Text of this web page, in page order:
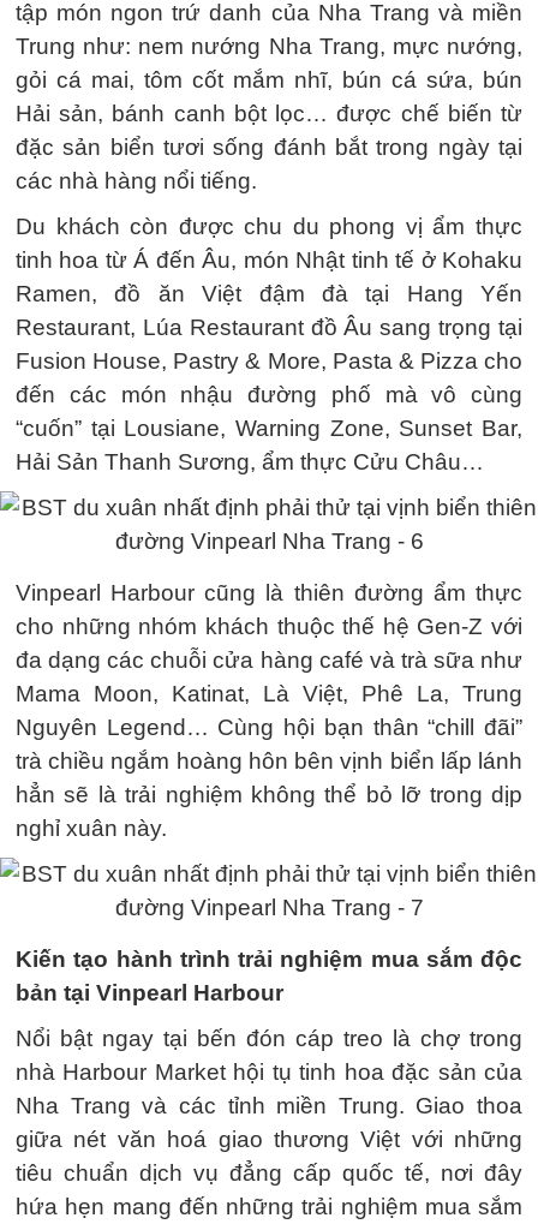
tập món ngon trứ danh của Nha Trang và miền
Trung như: nem nướng Nha Trang, mực nướng,
gỏi cá mai, tôm cốt mắm nhĩ, bún cá sứa, bún
Hải sản, bánh canh bột lọc… được chế biến từ
đặc sản biển tươi sống đánh bắt trong ngày tại
các nhà hàng nổi tiếng.
Du khách còn được chu du phong vị ẩm thực
tinh hoa từ Á đến Âu, món Nhật tinh tế ở Kohaku
Ramen, đồ ăn Việt đậm đà tại Hang Yến
Restaurant, Lúa Restaurant đồ Âu sang trọng tại
Fusion House, Pastry & More, Pasta & Pizza cho
đến các món nhậu đường phố mà vô cùng
“cuốn” tại Lousiane, Warning Zone, Sunset Bar,
Hải Sản Thanh Sương, ẩm thực Cửu Châu…
Vinpearl Harbour cũng là thiên đường ẩm thực
cho những nhóm khách thuộc thế hệ Gen-Z với
đa dạng các chuỗi cửa hàng café và trà sữa như
Mama Moon, Katinat, Là Việt, Phê La, Trung
Nguyên Legend… Cùng hội bạn thân “chill đãi”
trà chiều ngắm hoàng hôn bên vịnh biển lấp lánh
hẳn sẽ là trải nghiệm không thể bỏ lỡ trong dịp
nghỉ xuân này.
Kiến tạo hành trình trải nghiệm mua sắm độc
bản tại Vinpearl Harbour
Nổi bật ngay tại bến đón cáp treo là chợ trong
nhà Harbour Market hội tụ tinh hoa đặc sản của
Nha Trang và các tỉnh miền Trung. Giao thoa
giữa nét văn hoá giao thương Việt với những
tiêu chuẩn dịch vụ đẳng cấp quốc tế, nơi đây
hứa hẹn mang đến những trải nghiệm mua sắm